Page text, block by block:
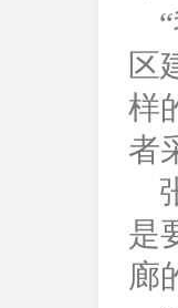
区
样
者
是
廊